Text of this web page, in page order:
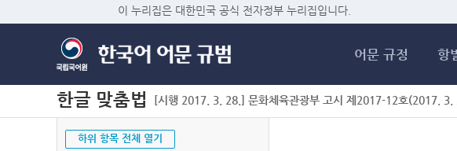
이 누리집은 대한민국 공식 전자정부 누리집입니다.
어문 규정 항
한글 맞춤법 [시행 2017. 3. 28.] 문화체육관광부 고시 제2017-12호(2017. 3.
하위 항목 전체 열기